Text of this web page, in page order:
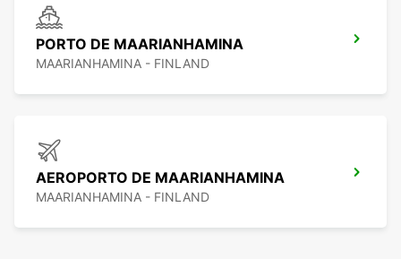
PORTO DE MAARIANHAMINA
MAARIANHAMINA - FINLAND
AEROPORTO DE MAARIANHAMINA
MAARIANHAMINA - FINLAND